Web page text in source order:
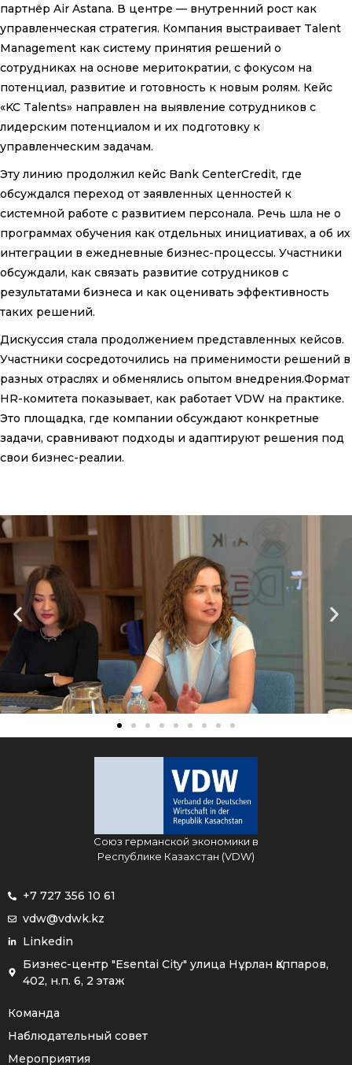
партнёр Air Astana. В центре — внутренний рост как
управленческая стратегия. Компания выстраивает Talent
Management как систему принятия решений о
сотрудниках на основе меритократии, с фокусом на
потенциал, развитие и готовность к новым ролям. Кейс
«KC Talents» направлен на выявление сотрудников с
лидерским потенциалом и их подготовку к
управленческим задачам.
Эту линию продолжил кейс Bank CenterCredit, где
обсуждался переход от заявленных ценностей к
системной работе с развитием персонала. Речь шла не о
программах обучения как отдельных инициативах, а об их
интеграции в ежедневные бизнес-процессы. Участники
обсуждали, как связать развитие сотрудников с
результатами бизнеса и как оценивать эффективность
таких решений.
Дискуссия стала продолжением представленных кейсов.
Участники сосредоточились на применимости решений в
разных отраслях и обменялись опытом внедрения.Формат
HR-комитета показывает, как работает VDW на практике.
Это площадка, где компании обсуждают конкретные
задачи, сравнивают подходы и адаптируют решения под
свои бизнес-реалии.
Союз германской экономики в
Республике Казахстан (VDW)
+7 727 356 10 61
vdw@vdwk.kz
Linkedin
Бизнес-центр "Esentai City" улица Нұрлан Қаппаров,
402, н.п. 6, 2 этаж
Команда
Наблюдательный совет
Мероприятия